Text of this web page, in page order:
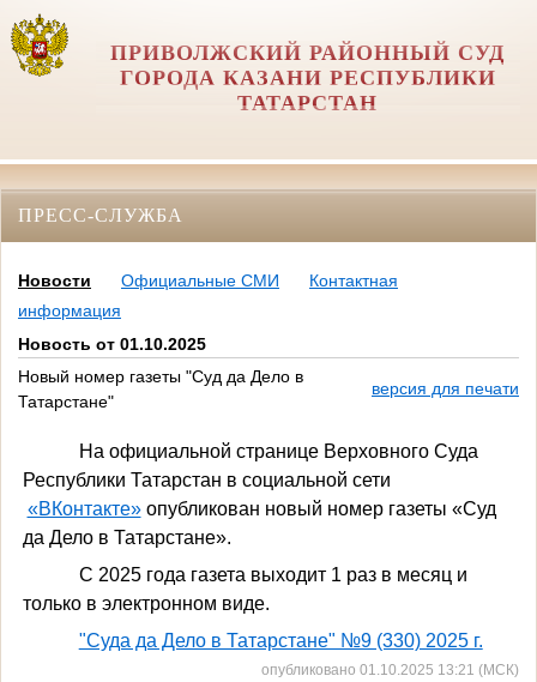
ПРИВОЛЖСКИЙ РАЙОННЫЙ СУД
ГОРОДА КАЗАНИ РЕСПУБЛИКИ
ТАТАРСТАН
ПРЕСС-СЛУЖБА
Новости Официальные СМИ
Контактная
информация
Новость от 01.10.2025
Новый номер газеты "Суд да Дело в
Татарстане"
версия для печати
На официальной странице Верховного Суда
Республики Татарстан в социальной сети
«ВКонтакте»опубликован новый номер газеты «Суд
да Дело в Татарстане».
С 2025 года газета выходит 1 раз в месяц и
только в электронном виде.
"Суда да Дело в Татарстане" №9 (330) 2025 г.
опубликовано 01.10.2025 13:21 (МСК)